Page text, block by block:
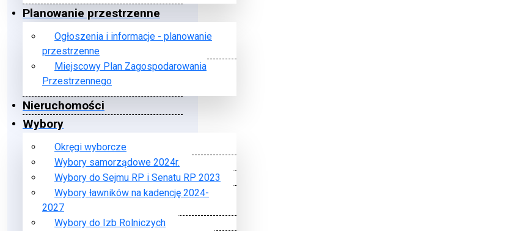
Planowanie przestrzenne
Ogłoszenia i informacje - planowanie
przestrzenne
Miejscowy Plan Zagospodarowania
Przestrzennego
Nieruchomości
Wybory
Okręgi wyborcze
Wybory samorządowe 2024r.
Wybory do Sejmu RP i Senatu RP 2023
Wybory ławników na kadencję 2024-
2027
Wybory do Izb Rolniczych